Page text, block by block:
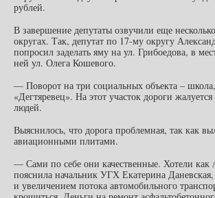
рублей.
В завершение депутаты озвучили еще
округах. Так, депутат по 17-му округу
попросил заделать яму на ул. Грибоедова, в
ней ул. Олега Кошевого.
— Поворот на три социальных объекта –
«Дегтяревец». На этот участок дороги
людей.
Выяснилось, что дорога проблемная, так как
авиационными плитами.
— Сами по себе они качественные. Хотели
пояснила начальник УГХ Екатерина
и увеличением потока автомобильного